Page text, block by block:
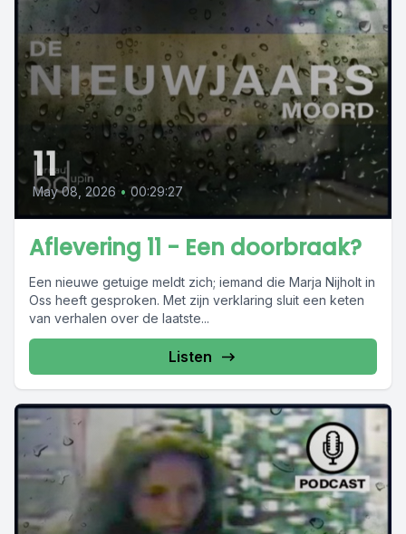
11
May 08, 2026 • 00:29:27
Aflevering 11 - Een doorbraak?
Een nieuwe getuige meldt zich; iemand die Marja Nijholt in
Oss heeft gesproken. Met zijn verklaring sluit een keten
van verhalen over de laatste...
Listen